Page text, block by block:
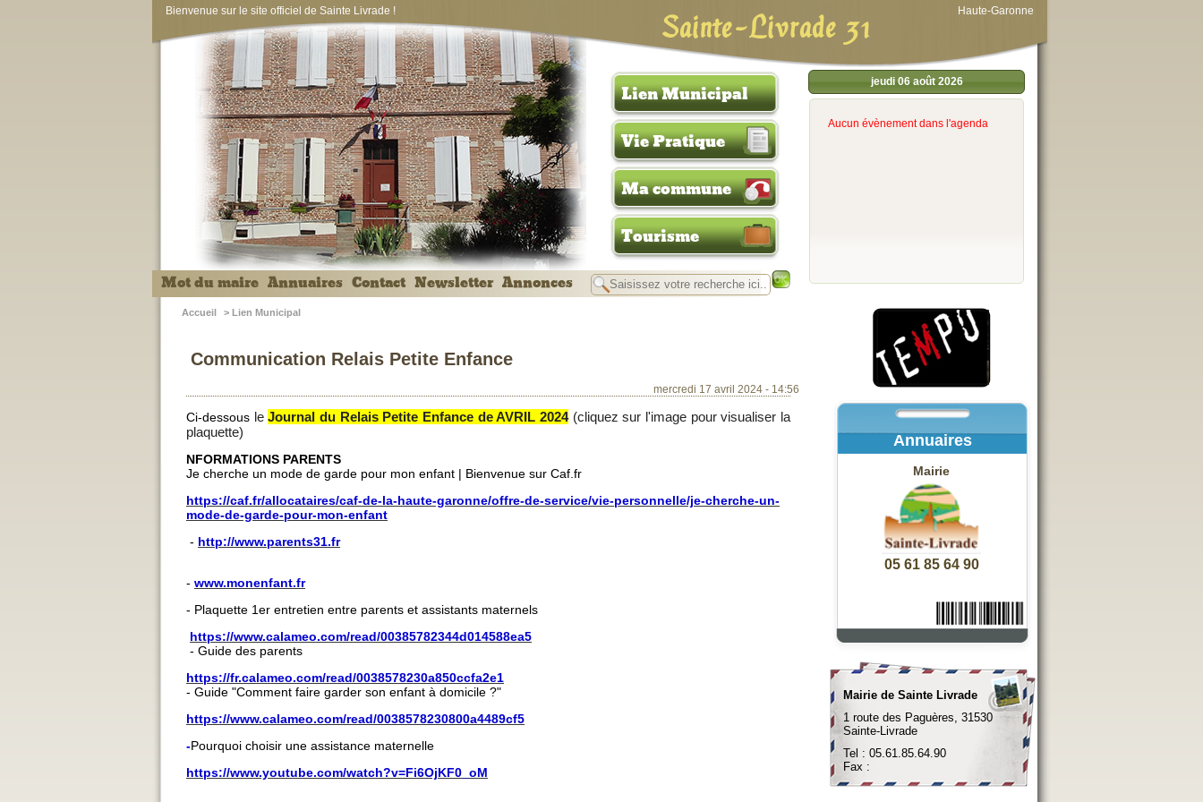
Bienvenue sur le site officiel de Sainte Livrade ! Sainte-Livrade 31 Haute-Garonne
Mot du maire Annuaires Contact Newsletter Annonces
Lien Municipal
Vie Pratique
Ma commune
Tourisme
jeudi 06 août 2026
Aucun évènement dans l'agenda
Accueil > Lien Municipal
Communication Relais Petite Enfance
mercredi 17 avril 2024 - 14:56
Ci-dessous leJournal du Relais Petite Enfance de AVRIL 2024(cliquez sur l'image pour visualiser la
plaquette)
NFORMATIONS PARENTS
Je cherche un mode de garde pour mon enfant | Bienvenue sur Caf.fr
https://caf.fr/allocataires/caf-de-la-haute-garonne/offre-de-service/vie-personnelle/je-cherche-un-
mode-de-garde-pour-mon-enfant
- http://www.parents31.fr
- www.monenfant.fr
- Plaquette 1er entretien entre parents et assistants maternels
https://www.calameo.com/read/00385782344d014588ea5
- Guide des parents
https://fr.calameo.com/read/0038578230a850ccfa2e1
- Guide "Comment faire garder son enfant à domicile ?"
https://www.calameo.com/read/0038578230800a4489cf5
-Pourquoi choisir une assistance maternelle
https://www.youtube.com/watch?v=Fi6OjKF0_oM
Annuaires
Mairie
05 61 85 64 90
Mairie de Sainte Livrade
1 route des Paguères, 31530
Sainte-Livrade
Tel : 05.61.85.64.90
Fax :